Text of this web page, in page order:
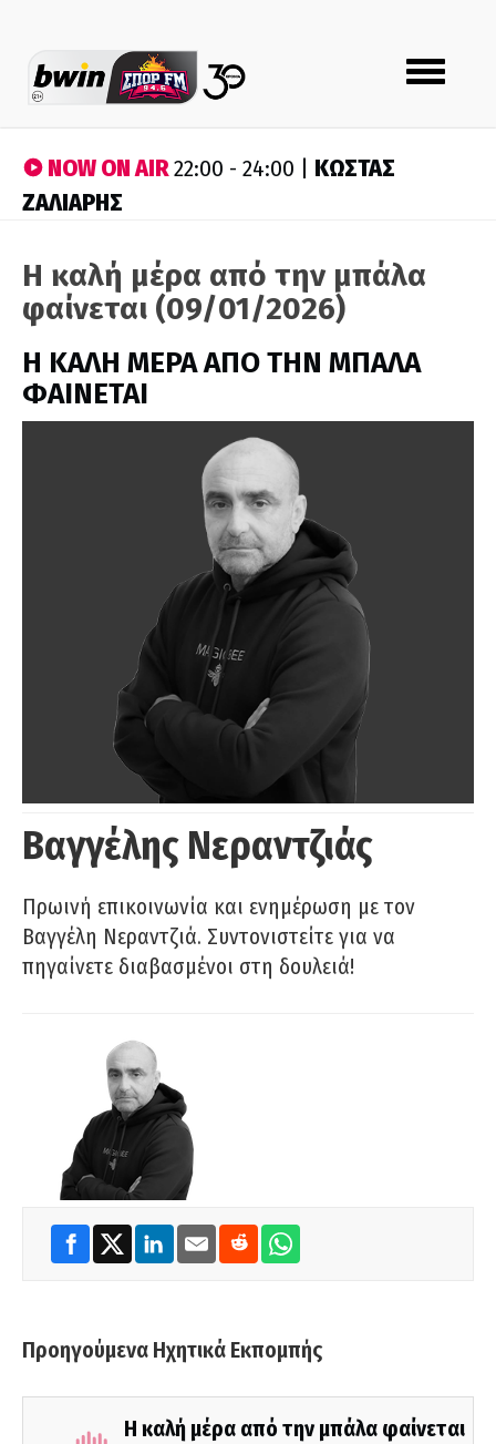
Toggle
navigation
NOW ON AIR22:00 - 24:00 | ΚΩΣΤΑΣ
ΖΑΛΙΑΡΗΣ
Η καλή μέρα από την μπάλα
φαίνεται (09/01/2026)
H ΚΑΛΗ ΜΕΡΑ ΑΠΟ ΤΗΝ ΜΠΑΛΑ
ΦΑΙΝΕΤΑΙ
Βαγγέλης Νεραντζιάς
Πρωινή επικοινωνία και ενημέρωση με τον
Βαγγέλη Νεραντζιά. Συντονιστείτε για να
πηγαίνετε διαβασμένοι στη δουλειά!
Προηγούμενα Ηχητικά Εκπομπής
Η καλή μέρα από την μπάλα φαίνεται